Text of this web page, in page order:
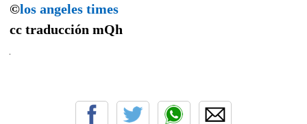
©los angeles times
cc traducción mQh